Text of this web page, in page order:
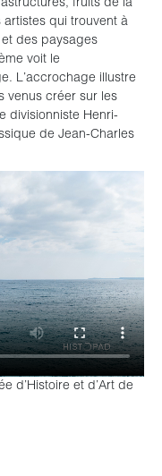
artistes qui trouvent à
des paysages
voit le
L’accrochage illustre
venus créer sur les
divisionniste Henri-
de Jean-Charles
d’Histoire et d’Art de